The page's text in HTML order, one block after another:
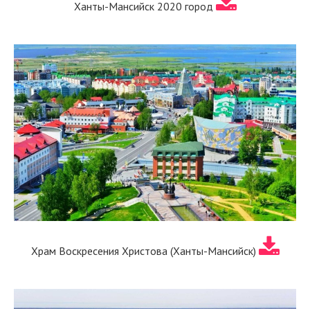
Ханты-Мансийск 2020 город
Храм Воскресения Христова (Ханты-Мансийск)